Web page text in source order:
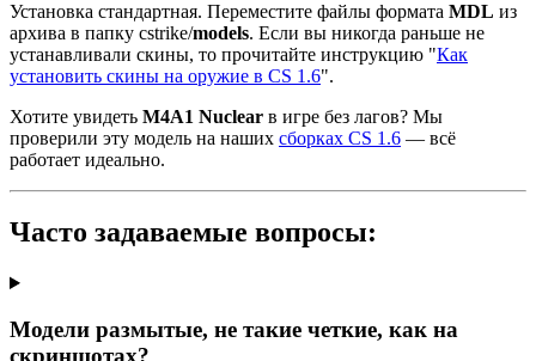
Установка стандартная. Переместите файлы формата MDL из
архива в папку cstrike/models. Если вы никогда раньше не
устанавливали скины, то прочитайте инструкцию "Как
установить скины на оружие в CS 1.6".
Хотите увидеть M4A1 Nuclear в игре без лагов? Мы
проверили эту модель на наших сборках CS 1.6 — всё
работает идеально.
Часто задаваемые вопросы:
Модели размытые, не такие четкие, как на
скриншотах?